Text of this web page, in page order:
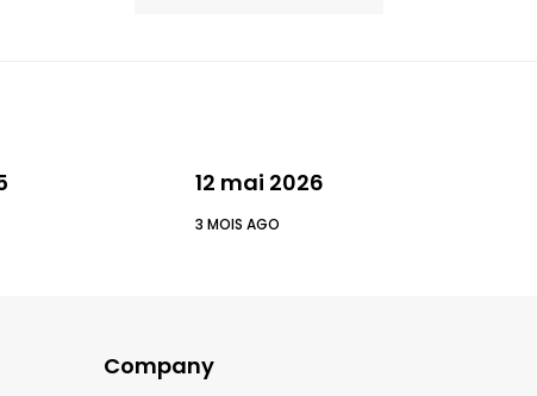
12 mai 2026
3 MOIS AGO
Company